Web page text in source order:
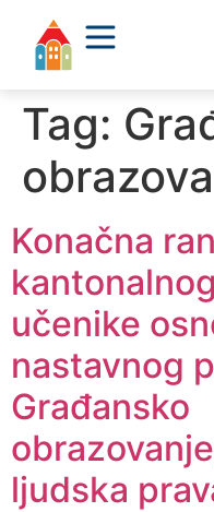
Tag:
Konačna
učenike
nastavnog
Građansko
ljudska